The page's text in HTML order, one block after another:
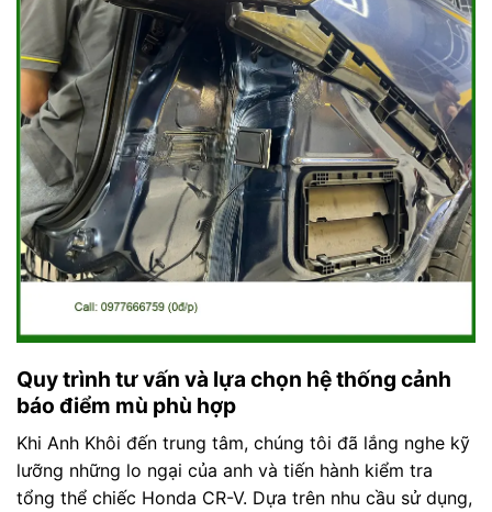
Quy trình tư vấn và lựa chọn hệ thống cảnh
báo điểm mù phù hợp
Khi Anh Khôi đến trung tâm, chúng tôi đã lắng nghe kỹ
lưỡng những lo ngại của anh và tiến hành kiểm tra
tổng thể chiếc Honda CR-V. Dựa trên nhu cầu sử dụng,